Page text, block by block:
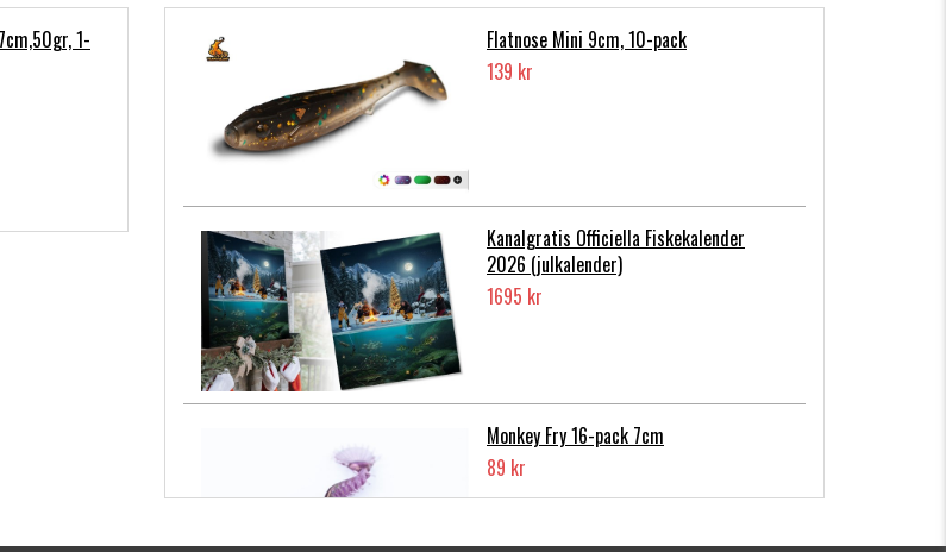
1-
Flatnose Mini 9cm, 10-pack
139 kr
Kanalgratis Officiella Fiskekalender
2026 (julkalender)
1695 kr
Monkey Fry 16-pack 7cm
89 kr